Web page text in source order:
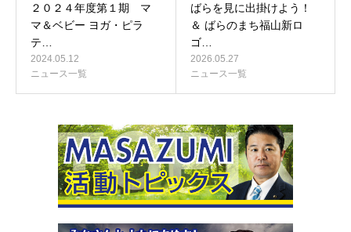
２０２４年度第１期 マ
マ＆ベビー ヨガ・ピラ
テ…
2024.05.12
ニュース一覧
ばらを見に出掛けよう！
＆ ばらのまち福山新ロ
ゴ…
2026.05.27
ニュース一覧